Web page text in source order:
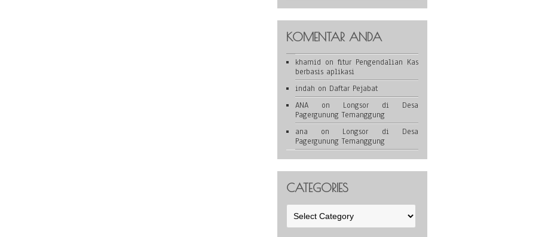
KOMENTAR ANDA
khamid on fitur Pengendalian Kas
berbasis aplikasi
indah on Daftar Pejabat
ANAon Longsor di Desa
Pagergunung Temanggung
ana on Longsor di Desa
Pagergunung Temanggung
CATEGORIES
Categories